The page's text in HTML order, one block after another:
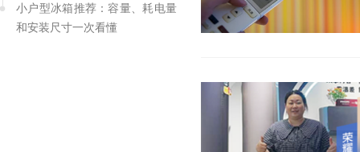
小户型冰箱推荐：容量、耗电量
和安装尺寸一次看懂